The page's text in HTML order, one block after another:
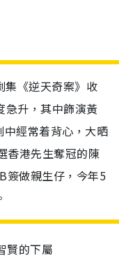
集《逆天奇案》收
急升，其中飾演黃
經常着背心，大晒
香港先生奪冠的陳
簽做親生仔，今年5
賢的下屬